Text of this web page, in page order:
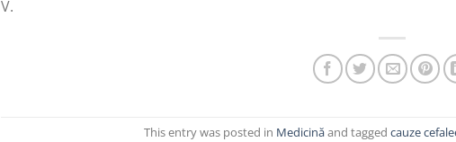
V.
This entry was posted in Medicinăand tagged cauze